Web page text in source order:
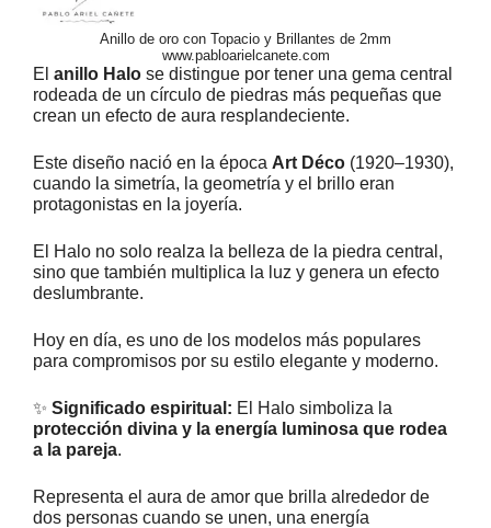
Anillo de oro con Topacio y Brillantes de 2mm
www.pabloarielcanete.com
El anillo Halo se distingue por tener una gema central
rodeada de un círculo de piedras más pequeñas que
crean un efecto de aura resplandeciente.
Este diseño nació en la época Art Déco (1920–1930),
cuando la simetría, la geometría y el brillo eran
protagonistas en la joyería.
El Halo no solo realza la belleza de la piedra central,
sino que también multiplica la luz y genera un efecto
deslumbrante.
Hoy en día, es uno de los modelos más populares
para compromisos por su estilo elegante y moderno.
✨ Significado espiritual: El Halo simboliza la
protección divina y la energía luminosa que rodea
a la pareja.
Representa el aura de amor que brilla alrededor de
dos personas cuando se unen, una energía